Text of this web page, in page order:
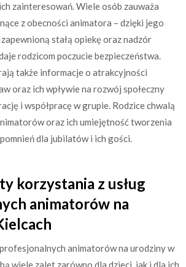
zainteresowań. Wiele osób zauważa
z obecności animatora – dzięki jego
stałą opiekę oraz nadzór
rodzicom poczucie bezpieczeństwa.
także informacje o atrakcyjności
oraz ich wpływie na rozwój społeczny
i współpracę w grupie. Rodzice chwalą
oraz ich umiejętność tworzenia
dla jubilatów i ich gości.
korzystania z usług
animatorów na
animatorów na urodziny w
wiele zalet zarówno dla dzieci, jak i dla ich